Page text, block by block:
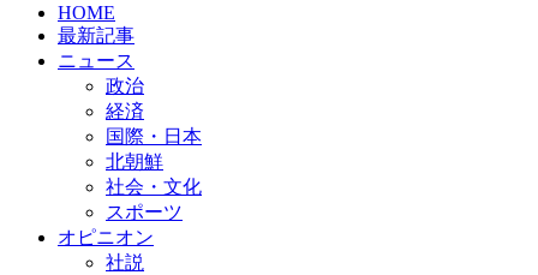
HOME
最新記事
ニュース
政治
経済
国際・日本
北朝鮮
社会・文化
スポーツ
オピニオン
社説